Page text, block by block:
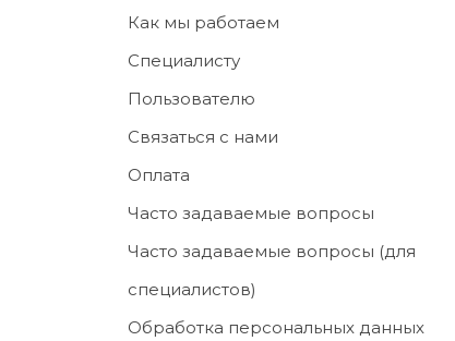
Как мы работаем
Специалисту
Пользователю
Связаться с нами
Оплата
Часто задаваемые вопросы
Часто задаваемые вопросы (для
специалистов)
Обработка персональных данных